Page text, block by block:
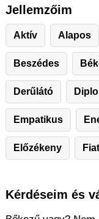
Jellemzőim
Aktív Alapos
Beszédes
Derűlátó
Empatikus
Előzékeny
Kérdéseim és